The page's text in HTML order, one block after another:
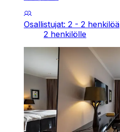
Osallistujat: 2 - 2 henkilöä
2 henkilölle